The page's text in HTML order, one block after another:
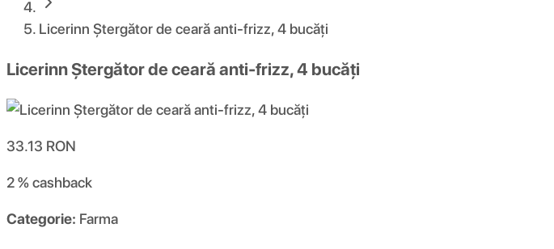
Licerinn Ștergător de ceară anti-frizz, 4 bucăți
Licerinn Ștergător de ceară anti-frizz, 4 bucăți
33.13 RON
2 %cashback
Categorie: Farma